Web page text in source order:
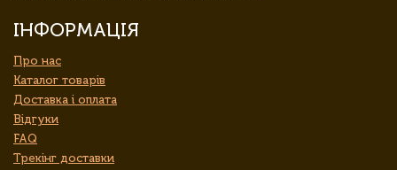
ІНФОРМАЦІЯ
Про нас
Каталог товарів
Доставка і оплата
Відгуки
FAQ
Трекінг доставки